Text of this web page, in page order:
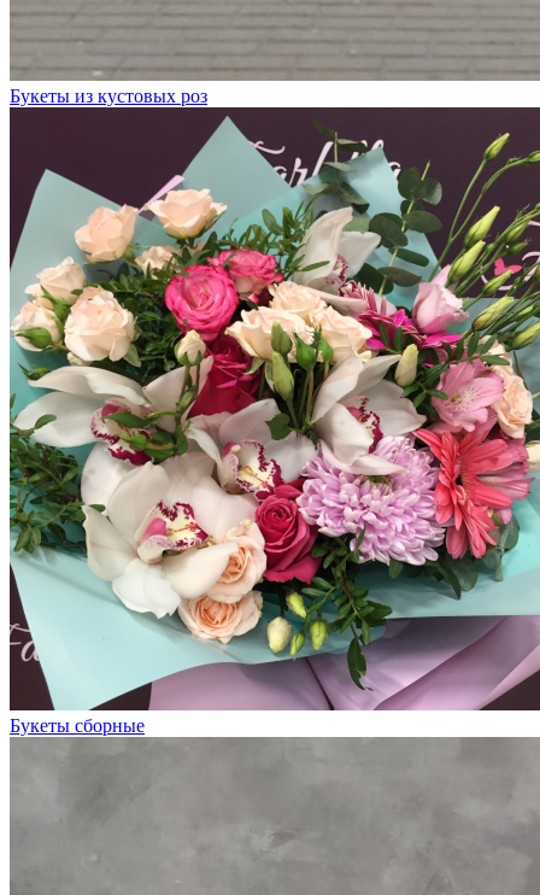
Букеты из кустовых роз
Букеты сборные